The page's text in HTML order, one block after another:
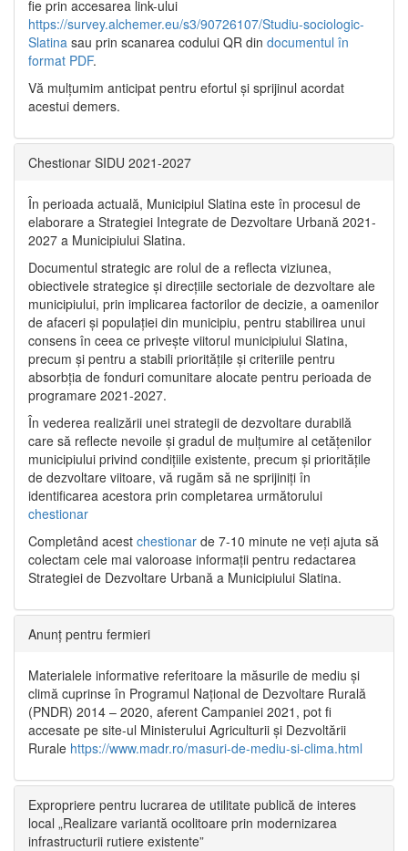
fie prin accesarea link-ului
https://survey.alchemer.eu/s3/90726107/Studiu-sociologic-
Slatina sau prin scanarea codului QR din documentul în
format PDF.
Vă mulţumim anticipat pentru efortul şi sprijinul acordat
acestui demers.
Chestionar SIDU 2021-2027
În perioada actuală, Municipiul Slatina este în procesul de
elaborare a Strategiei Integrate de Dezvoltare Urbană 2021‐
2027 a Municipiului Slatina.
Documentul strategic are rolul de a reflecta viziunea,
obiectivele strategice și direcțiile sectoriale de dezvoltare ale
municipiului, prin implicarea factorilor de decizie, a oamenilor
de afaceri și populației din municipiu, pentru stabilirea unui
consens în ceea ce privește viitorul municipiului Slatina,
precum și pentru a stabili prioritățile și criteriile pentru
absorbția de fonduri comunitare alocate pentru perioada de
programare 2021-2027.
În vederea realizării unei strategii de dezvoltare durabilă
care să reflecte nevoile și gradul de mulțumire al cetățenilor
municipiului privind condițiile existente, precum și prioritățile
de dezvoltare viitoare, vă rugăm să ne sprijiniți în
identificarea acestora prin completarea următorului
chestionar
Completând acest chestionar de 7-10 minute ne veți ajuta să
colectam cele mai valoroase informații pentru redactarea
Strategiei de Dezvoltare Urbană a Municipiului Slatina.
Anunț pentru fermieri
Materialele informative referitoare la măsurile de mediu și
climă cuprinse în Programul Național de Dezvoltare Rurală
(PNDR) 2014 – 2020, aferent Campaniei 2021, pot fi
accesate pe site-ul Ministerului Agriculturii și Dezvoltării
Rurale https://www.madr.ro/masuri-de-mediu-si-clima.html
Expropriere pentru lucrarea de utilitate publică de interes
local „Realizare variantă ocolitoare prin modernizarea
infrastructurii rutiere existente”